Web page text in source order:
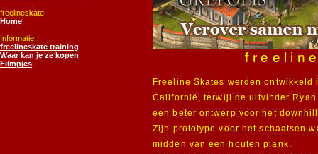
freelineskate
Home
Informatie:
freelineskate training
Waar kan je ze kopen
Filmpjes
Freeline Skates werden
Californië, terwijl de uitvinder
een beter ontwerp voor het
Zijn prototype voor het schaatsen
midden van een houten plank.